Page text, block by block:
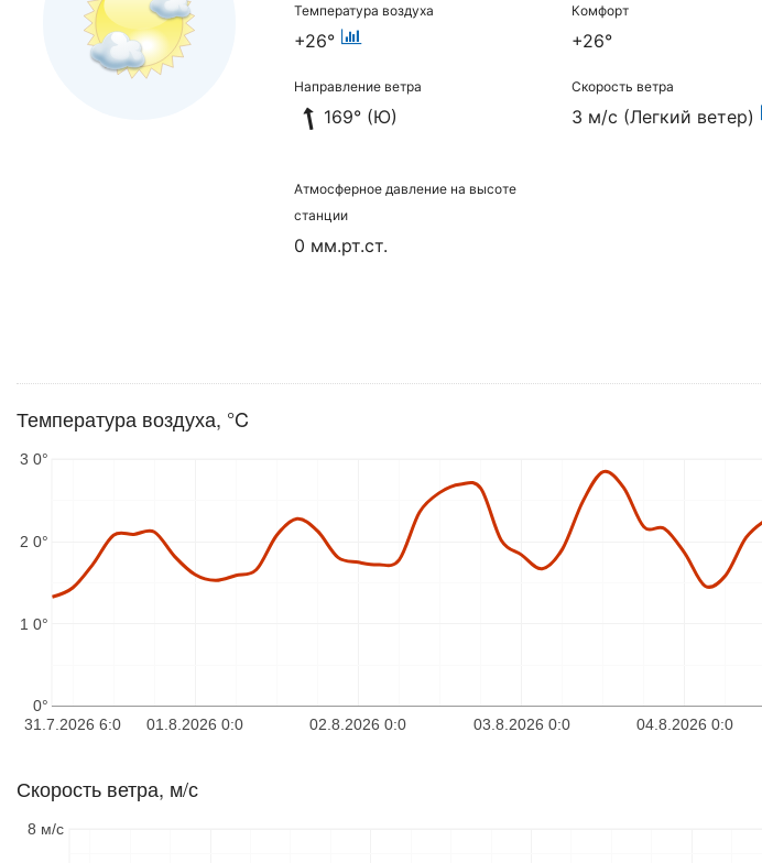
Температура воздуха
+26°
Комфорт
+26°
Направление ветра
169° (Ю)
Скорость ветра
3 м/с (Легкий ветер)
Атмосферное давление на высоте
станции
0 мм.рт.ст.
Температура воздуха, °C
01.8.2026 0:0 02.8.2026 0:0 03.8.2026 0:0 04.8.2026 0:0
31.7.2026 6:0
0°
1 0°
2 0°
3 0°
Скорость ветра, м/с
8 м/с